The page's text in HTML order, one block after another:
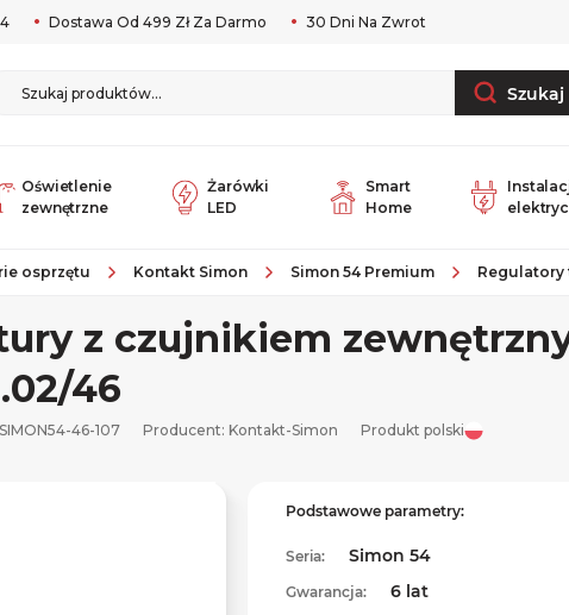
Dostawa Od 499 Zł Za Darmo 30 Dni Na Zwrot
Szukaj
Oświetlenie
zewnętrzne
Żarówki
LED
Smart
Home
osprzętu Kontakt Simon Simon 54 Premium Regulatory
z czujnikiem
46
SIMON54-46-107 Producent: Kontakt-Simon Produkt polski
Podstawowe parametry:
Seria: Simon 54
Gwarancja: 6 lat